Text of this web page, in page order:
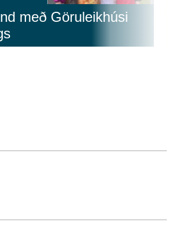
með Göruleikhúsi